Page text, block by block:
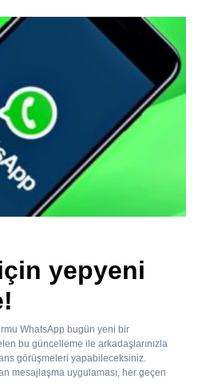
yepyeni
WhatsApp bugün yeni bir
bu güncelleme ile arkadaşlarınızla
görüşmeleri yapabileceksiniz.
mesajlaşma uygulaması, her geçen